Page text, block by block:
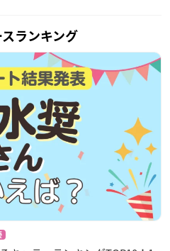
ランキング